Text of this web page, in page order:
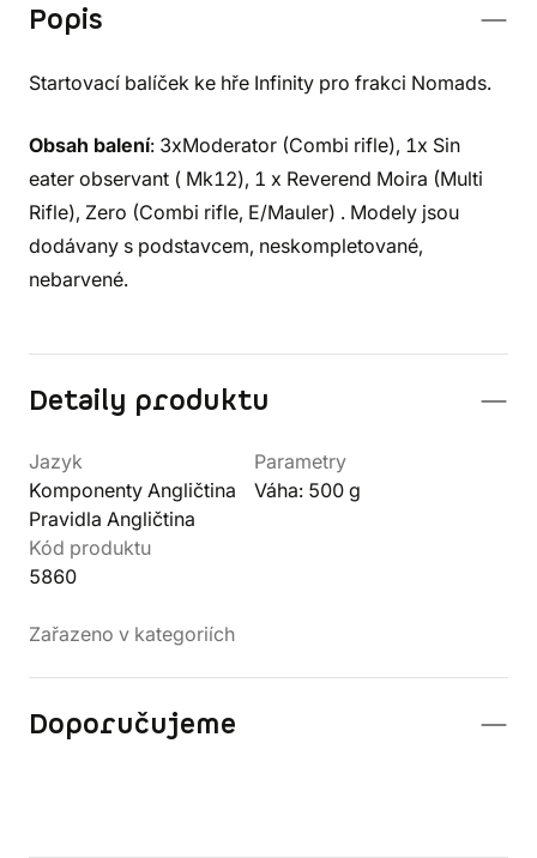
Popis
Startovací balíček ke hře Infinity pro frakci Nomads.
Obsah balení: 3xModerator (Combi rifle), 1x Sin
eater observant ( Mk12), 1 x Reverend Moira (Multi
Rifle), Zero (Combi rifle, E/Mauler) . Modely jsou
dodávany s podstavcem, neskompletované,
nebarvené.
Detaily produktu
Jazyk
Komponenty Angličtina
Pravidla Angličtina
Parametry
Váha: 500 g
Kód produktu
5860
Zařazeno v kategoriích
Doporučujeme